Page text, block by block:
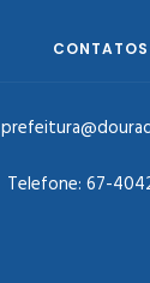
CONTATOS
Telefone: 67-